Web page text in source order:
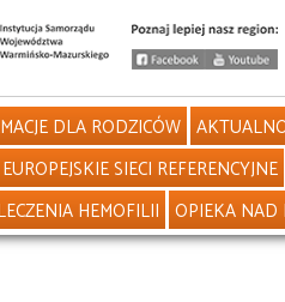
DLA RODZICÓW
EUROPEJSKIE SIECI REFERENCYJNE
HEMOFILII OPIEKA NAD